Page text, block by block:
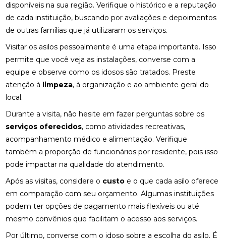
disponíveis na sua região. Verifique o histórico e a reputação
de cada instituição, buscando por avaliações e depoimentos
de outras famílias que já utilizaram os serviços.
Visitar os asilos pessoalmente é uma etapa importante. Isso
permite que você veja as instalações, converse com a
equipe e observe como os idosos são tratados. Preste
atenção à limpeza, à organização e ao ambiente geral do
local.
Durante a visita, não hesite em fazer perguntas sobre os
serviços oferecidos, como atividades recreativas,
acompanhamento médico e alimentação. Verifique
também a proporção de funcionários por residente, pois isso
pode impactar na qualidade do atendimento.
Após as visitas, considere o custo e o que cada asilo oferece
em comparação com seu orçamento. Algumas instituições
podem ter opções de pagamento mais flexíveis ou até
mesmo convênios que facilitam o acesso aos serviços.
Por último, converse com o idoso sobre a escolha do asilo. É